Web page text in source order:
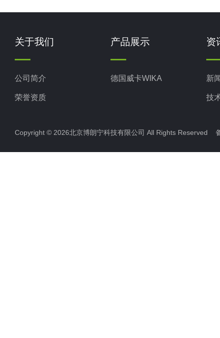
关于我们
公司简介
荣誉资质
产品展示
德国威卡WIKA
资
新
技
Copyright © 2026北京博朗宁科技有限公司 All Rights Reserved